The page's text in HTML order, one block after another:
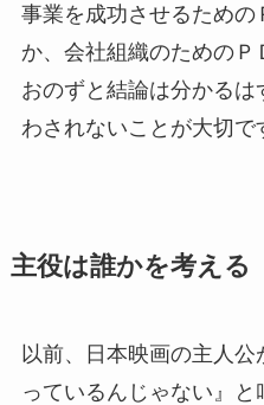
事業を成功させるため
か、会社組織のためのＰ
おのずと結論は分かる
わされないことが大切で
主役は誰かを考える
以前、日本映画の主人公
っているんじゃない』